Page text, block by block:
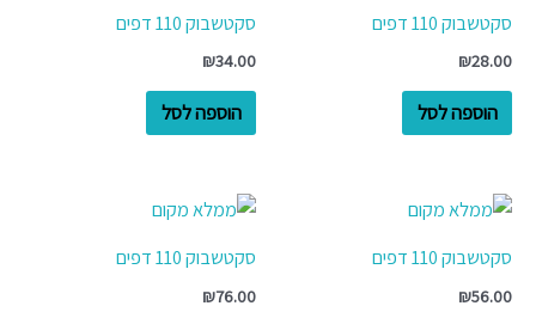
סקטשבוק 110 דפים
₪28.00
הוספה לסל
סקטשבוק 110 דפים
₪34.00
הוספה לסל
סקטשבוק 110 דפים
₪56.00
סקטשבוק 110 דפים
₪76.00